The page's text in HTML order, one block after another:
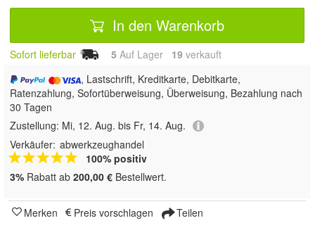
In den Warenkorb
Sofort lieferbar 5 Auf Lager 19 verkauft
, Lastschrift, Kreditkarte, Debitkarte,
Ratenzahlung, Sofortüberweisung, Überweisung, Bezahlung nach
30 Tagen
Zustellung: Mi, 12. Aug. bis Fr, 14. Aug.
Verkäufer: abwerkzeughandel
100% positiv
3% Rabatt ab 200,00 € Bestellwert.
Merken Preis vorschlagen Teilen